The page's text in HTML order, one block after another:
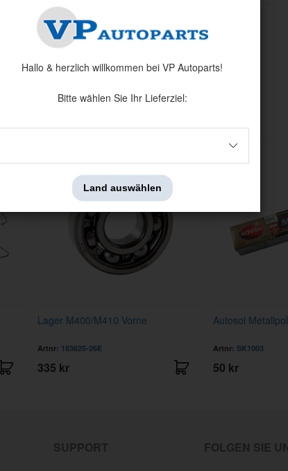
Lager M400/M410 Vorne
Artnr: 183625-26E
335 kr
Autosol
Artnr: SK1003
50 kr
Hallo & herzlich willkommen bei VP Autoparts!
Bitte wählen Sie Ihr Lieferziel:
Land auswählen